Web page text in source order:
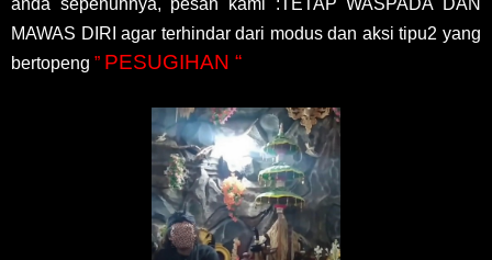
anda sepenuhnya, pesan kami :TETAP WASPADA DAN
MAWAS DIRI agar terhindar dari modus dan aksi tipu2 yang
bertopeng ” PESUGIHAN “